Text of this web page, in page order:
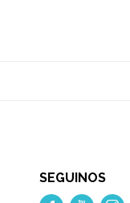
SEGUINOS